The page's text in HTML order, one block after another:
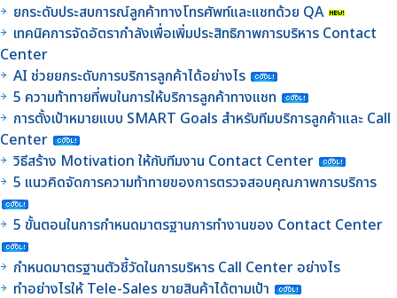
ยกระดับประสบการณ์ลูกค้าทางโทรศัพท์และแชทด้วย QA
เทคนิคการจัดอัตรากำลังเพื่อเพิ่มประสิทธิภาพการบริหาร Contact
Center
AI ช่วยยกระดับการบริการลูกค้าได้อย่างไร
5 ความท้าทายที่พบในการให้บริการลูกค้าทางแชท
การตั้งเป้าหมายแบบ SMART Goals สำหรับทีมบริการลูกค้าและ Call
Center
วิธีสร้าง Motivation ให้กับทีมงาน Contact Center
5 แนวคิดจัดการความท้าทายของการตรวจสอบคุณภาพการบริการ
5 ขั้นตอนในการกำหนดมาตรฐานการทำงานของ Contact Center
กำหนดมาตรฐานตัวชี้วัดในการบริหาร Call Center อย่างไร
ทำอย่างไรให้ Tele-Sales ขายสินค้าได้ตามเป้า